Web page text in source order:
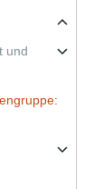
und